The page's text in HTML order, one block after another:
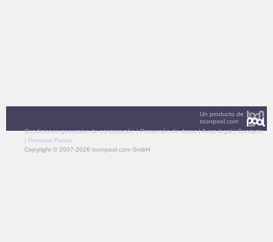
Un producto de
toonpool.com
Condiciones generales de contratación|Protección de datos|Aviso legal|Contacto
| Primeros Pasos
Copyright © 2007-2026 toonpool.com GmbH